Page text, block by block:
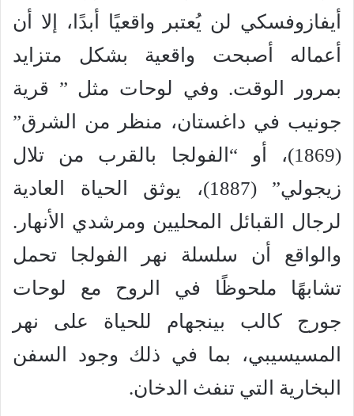
أيفازوفسكي لن يُعتبر واقعيًا أبدًا، إلا أن
أعماله أصبحت واقعية بشكل متزايد
بمرور الوقت. وفي لوحات مثل ” قرية
جونيب في داغستان، منظر من الشرق”
(1869)، أو “الفولجا بالقرب من تلال
زيجولي” (1887)، يوثق الحياة العادية
لرجال القبائل المحليين ومرشدي الأنهار.
والواقع أن سلسلة نهر الفولجا تحمل
تشابهًا ملحوظًا في الروح مع لوحات
جورج كالب بينجهام للحياة على نهر
المسيسيبي، بما في ذلك وجود السفن
البخارية التي تنفث الدخان.